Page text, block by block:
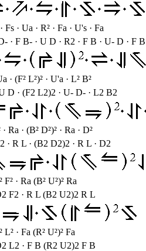
Fs · Ua · R² · Fa · U's · Fa
· F B- · U D · R2 · F B · U- D · F B
· (F² L²)² · U'a · L² B²
D · (F2 L2)2 · U- D- · L2 B2
Ra · (B² D²)² · Ra · D²
· R L · (B2 D2)2 · R L · D2
F² · Ra (B² U²)² Ra
F2 · R L (B2 U2)2 R L
L² · Fa (R² U²)² Fa
L2 · F B (R2 U2)2 F B